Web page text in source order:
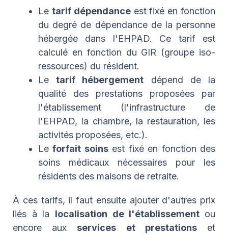
Le tarif dépendanceest fixé en fonction
du degré de dépendance de la personne
hébergée dans l'EHPAD. Ce tarif est
calculé en fonction du GIR (groupe iso-
ressources) du résident.
Letarif hébergement dépend de la
qualité des prestations proposées par
l'établissement (l'infrastructure de
l'EHPAD, la chambre, la restauration, les
activités proposées, etc.).
Leforfait soinsest fixé en fonction des
soins médicaux nécessaires pour les
résidents des maisons de retraite.
À ces tarifs, il faut ensuite ajouter d'autres prix
liés à la localisation de l'établissement ou
encore aux services et prestationset